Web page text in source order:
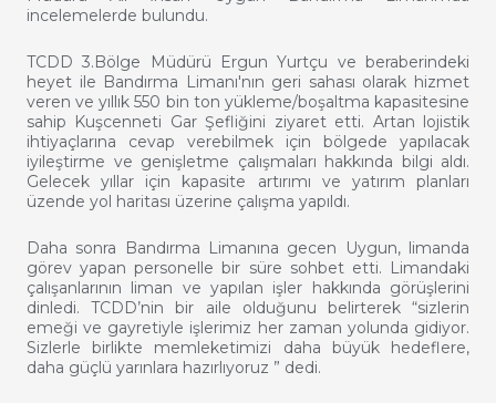
incelemelerde bulundu.
TCDD 3.Bölge Müdürü Ergun Yurtçu ve beraberindeki
heyet ile Bandırma Limanı'nın geri sahası olarak hizmet
veren ve yıllık 550 bin ton yükleme/boşaltma kapasitesine
sahip Kuşcenneti Gar Şefliğini ziyaret etti. Artan lojistik
ihtiyaçlarına cevap verebilmek için
bölgede yapılacak
iyileştirme ve genişletme çalışmaları hakkında bilgi aldı.
Gelecek yıllar için kapasite artırımı ve yatırım planları
üzende yol haritası üzerine çalışma yapıldı.
Daha sonra Bandırma Limanına gecen Uygun, limanda
görev yapan personelle bir süre sohbet etti. Limandaki
çalışanlarının liman ve yapılan işler hakkında görüşlerini
dinledi. TCDD’nin bir aile olduğunu belirterek “sizlerin
emeği ve gayretiyle işlerimiz her zaman yolunda gidiyor.
Sizlerle birlikte memleketimizi daha büyük hedeflere,
daha güçlü yarınlara hazırlıyoruz ” dedi.